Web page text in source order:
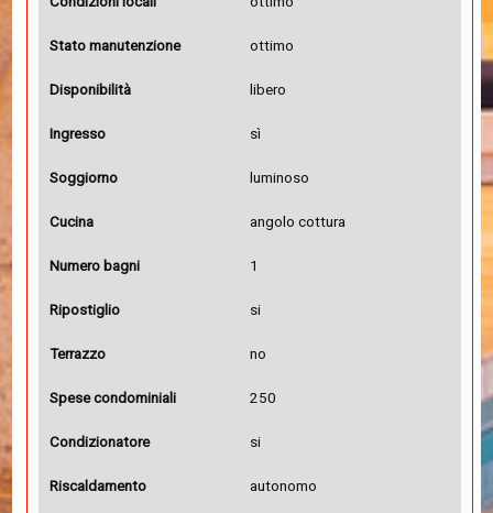
Stato manutenzione ottimo
Disponibilità libero
Ingresso sì
Soggiorno luminoso
Cucina angolo cottura
Numero bagni 1
Ripostiglio si
Terrazzo no
Spese condominiali 250
Condizionatore si
Riscaldamento autonomo